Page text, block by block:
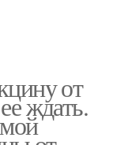
от
ждать.